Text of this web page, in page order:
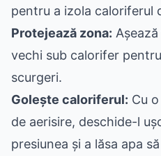
pentru a izola caloriferul
Protejează zona:
vechi sub calorifer
scurgeri.
Golește caloriferul: Cu
de aerisire, deschide-l
presiunea și a lăsa apa